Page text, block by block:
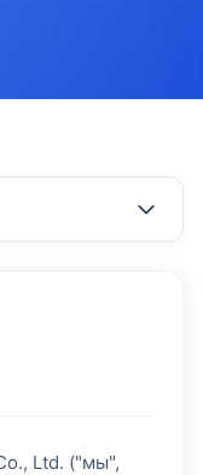
Ltd. ("мы",